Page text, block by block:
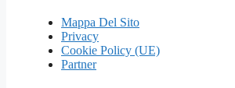
Mappa Del Sito
Privacy
Cookie Policy (UE)
Partner